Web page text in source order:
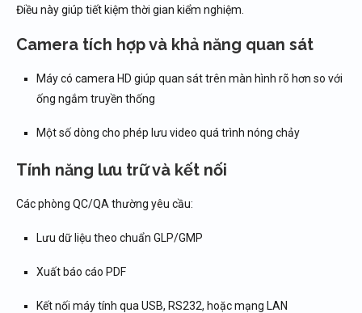
Điều này giúp tiết kiệm thời gian kiểm nghiệm.
Camera tích hợp và khả năng quan sát
Máy có camera HD giúp quan sát trên màn hình rõ hơn so với
ống ngắm truyền thống
Một số dòng cho phép lưu video quá trình nóng chảy
Tính năng lưu trữ và kết nối
Các phòng QC/QA thường yêu cầu:
Lưu dữ liệu theo chuẩn GLP/GMP
Xuất báo cáo PDF
Kết nối máy tính qua USB, RS232, hoặc mạng LAN